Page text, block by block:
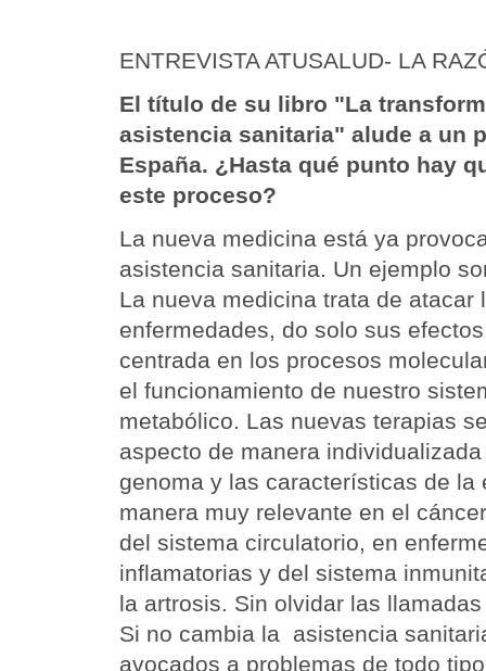
ENTREVISTA ATUSALUD- LA
El título de su libro "La
asistencia sanitaria" alude a un
España. ¿Hasta qué punto hay
este proceso?
La nueva medicina está ya
asistencia sanitaria. Un ejemplo
La nueva medicina trata de atacar
enfermedades, do solo sus
centrada en los procesos
el funcionamiento de nuestro
metabólico. Las nuevas terapias
aspecto de manera
genoma y las características de la
manera muy relevante en el
del sistema circulatorio, en
inflamatorias y del sistema
la artrosis. Sin olvidar las
Si no cambia la asistencia
avocados a problemas de todo